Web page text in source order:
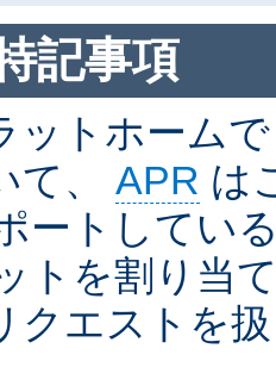
記事項
ットホーム
て、 APR は
ートしてい
トを割り当
クエストを